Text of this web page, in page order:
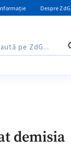
Despre ZdG
demisia